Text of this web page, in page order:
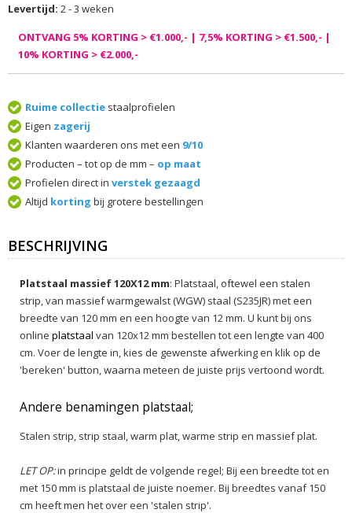
Levertijd: 2 - 3 weken
ONTVANG 5% KORTING > €1.000,- | 7,5% KORTING > €1.500,- |
10% KORTING > €2.000,-
Ruime collectie staalprofielen
Eigen zagerij
Klanten waarderen ons met een 9/10
Producten – tot op de mm – op maat
Profielen direct in verstek gezaagd
Altijd korting bij grotere bestellingen
BESCHRIJVING
Platstaal massief 120X12 mm: Platstaal, oftewel een stalen
strip, van massief warmgewalst (WGW) staal (S235JR) met een
breedte van 120 mm en een hoogte van 12 mm. U kunt bij ons
online platstaal van 120x12 mm bestellen tot een lengte van 400
cm. Voer de lengte in, kies de gewenste afwerking en klik op de
'bereken' button, waarna meteen de juiste prijs vertoond wordt.
Andere benamingen platstaal;
Stalen strip, strip staal, warm plat, warme strip en massief plat.
LET OP:in principe geldt de volgende regel; Bij een breedte tot en
met 150 mm is platstaal de juiste noemer. Bij breedtes vanaf 150
cm heeft men het over een 'stalen strip'.